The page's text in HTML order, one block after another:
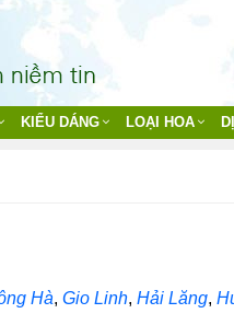
KIỂU DÁNG LOẠI HOA
Hà, Gio Linh, Hải Lăng,